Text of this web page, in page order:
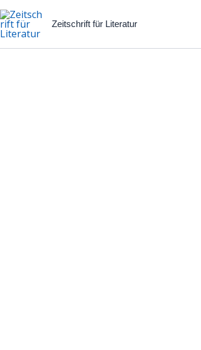
Zum
Inhalt
springen
Zeitschrift für Literatur